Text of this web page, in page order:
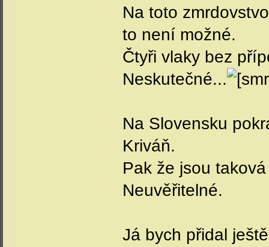
Na toto
to není možné.
Čtyři vlaky bez
Neskutečné...
Na Slovensku
Kriváň.
Pak že jsou
Neuvěřitelné.
Já bych přidal